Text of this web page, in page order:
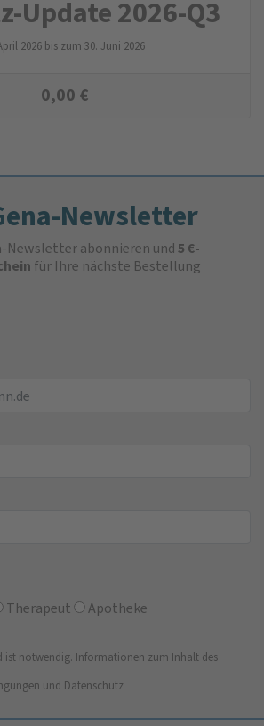
Update 2026-Q3
2026 bis zum 30. Juni 2026
0,00 €
Newsletter
Newsletter abonnieren und5 €-
für Ihre nächste Bestellung
Therapeut Apotheke
ist notwendig. Informationen zum Inhalt des
und Datenschutz